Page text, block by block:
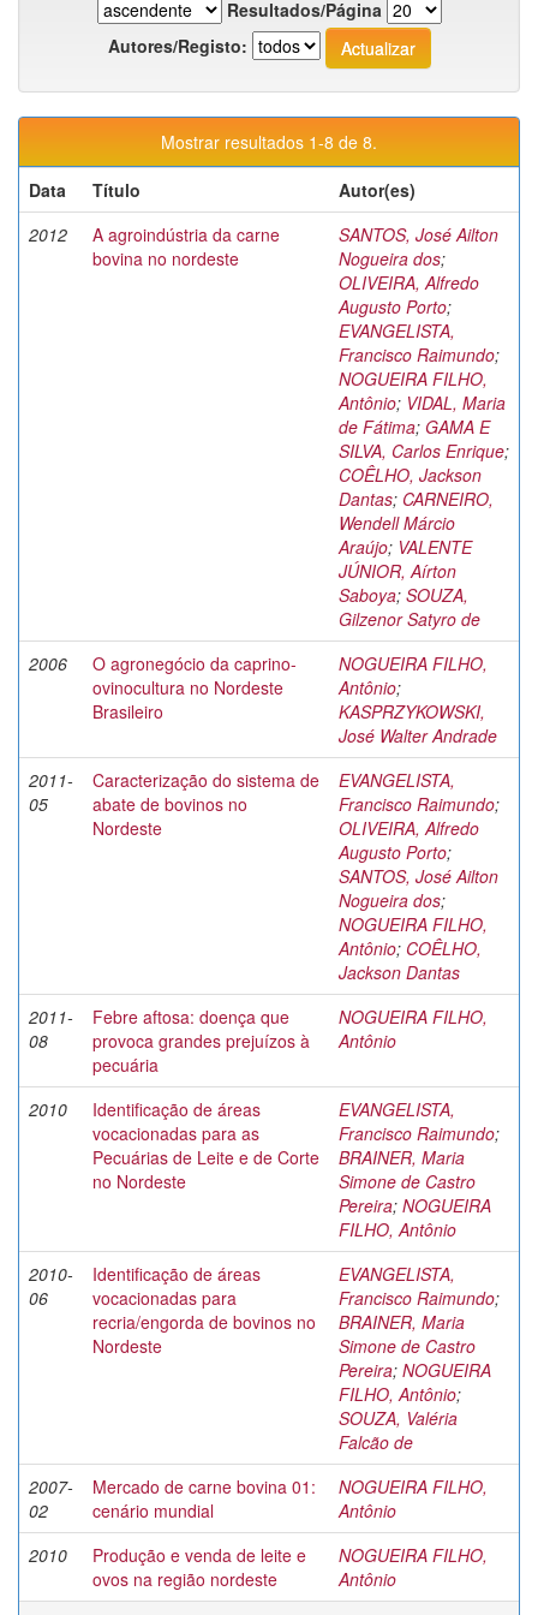
Resultados/Página
Autores/Registo:
Mostrar resultados 1-8 de 8.
Data
Título
Autor(es)
2012
A agroindústria da carne
bovina no nordeste
SANTOS, José Ailton
Nogueira dos;
OLIVEIRA, Alfredo
Augusto Porto;
EVANGELISTA,
Francisco Raimundo;
NOGUEIRA FILHO,
Antônio; VIDAL, Maria
de Fátima; GAMA E
SILVA, Carlos Enrique;
COÊLHO, Jackson
Dantas; CARNEIRO,
Wendell Márcio
Araújo; VALENTE
JÚNIOR, Aírton
Saboya; SOUZA,
Gilzenor Satyro de
2006
O agronegócio da caprino-
ovinocultura no Nordeste
Brasileiro
NOGUEIRA FILHO,
Antônio;
KASPRZYKOWSKI,
José Walter Andrade
2011-
05
Caracterização do sistema de
abate de bovinos no
Nordeste
EVANGELISTA,
Francisco Raimundo;
OLIVEIRA, Alfredo
Augusto Porto;
SANTOS, José Ailton
Nogueira dos;
NOGUEIRA FILHO,
Antônio; COÊLHO,
Jackson Dantas
2011-
08
Febre aftosa: doença que
provoca grandes prejuízos à
pecuária
NOGUEIRA FILHO,
Antônio
2010
Identificação de áreas
vocacionadas para as
Pecuárias de Leite e de Corte
no Nordeste
EVANGELISTA,
Francisco Raimundo;
BRAINER, Maria
Simone de Castro
Pereira; NOGUEIRA
FILHO, Antônio
2010-
06
Identificação de áreas
vocacionadas para
recria/engorda de bovinos no
Nordeste
EVANGELISTA,
Francisco Raimundo;
BRAINER, Maria
Simone de Castro
Pereira; NOGUEIRA
FILHO, Antônio;
SOUZA, Valéria
Falcão de
2007-
02
Mercado de carne bovina 01:
cenário mundial
NOGUEIRA FILHO,
Antônio
2010
Produção e venda de leite e
ovos na região nordeste
NOGUEIRA FILHO,
Antônio